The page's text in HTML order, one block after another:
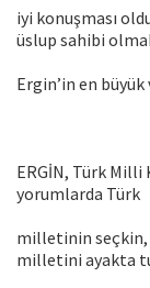
iyi konuşması
üslup sahibi
Ergin’in en büyük
ERGİN, Türk Milli
yorumlarda Türk
milletinin seçkin,
milletini ayakta